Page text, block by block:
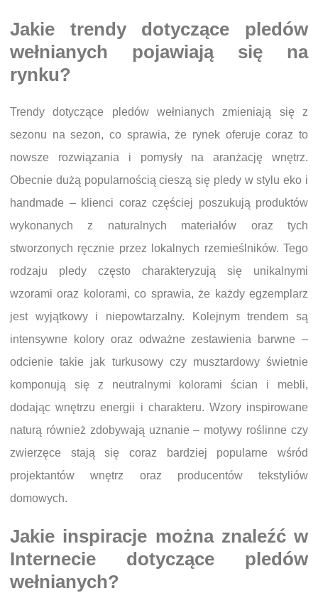
Jakie trendy dotyczące pledów
wełnianych pojawiają się na
rynku?
Trendy dotyczące pledów wełnianych zmieniają się z
sezonu na sezon, co sprawia, że rynek oferuje coraz to
nowsze rozwiązania i pomysły na aranżację wnętrz.
Obecnie dużą popularnością cieszą się pledy w stylu eko i
handmade – klienci coraz częściej poszukują produktów
wykonanych z naturalnych materiałów oraz tych
stworzonych ręcznie przez lokalnych rzemieślników. Tego
rodzaju pledy często charakteryzują się unikalnymi
wzorami oraz kolorami, co sprawia, że każdy egzemplarz
jest wyjątkowy i niepowtarzalny. Kolejnym trendem są
intensywne kolory oraz odważne zestawienia barwne –
odcienie takie jak turkusowy czy musztardowy świetnie
komponują się z neutralnymi kolorami ścian i mebli,
dodając wnętrzu energii i charakteru. Wzory inspirowane
naturą również zdobywają uznanie – motywy roślinne czy
zwierzęce stają się coraz bardziej popularne wśród
projektantów wnętrz oraz producentów tekstyliów
domowych.
Jakie inspiracje można znaleźć w
Internecie dotyczące pledów
wełnianych?